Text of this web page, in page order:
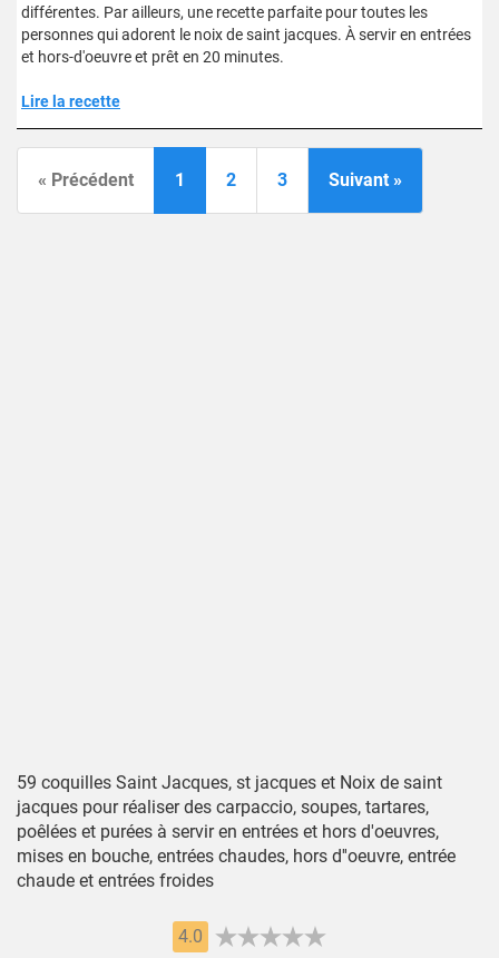
différentes. Par ailleurs, une recette parfaite pour toutes les
personnes qui adorent le noix de saint jacques. À servir en entrées
et hors-d'oeuvre et prêt en 20 minutes.
Lire la recette
« Précédent 1 2 3 Suivant »
59 coquilles Saint Jacques, st jacques et Noix de saint
jacques pour réaliser des carpaccio, soupes, tartares,
poêlées et purées à servir en entrées et hors d'oeuvres,
mises en bouche, entrées chaudes, hors d''oeuvre, entrée
chaude et entrées froides
4.0